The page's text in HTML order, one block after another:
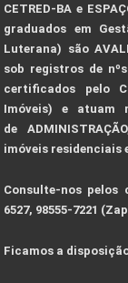
CETRED-BA e
graduados em
Luterana) são
sob registros de nºs
certificados pelo
Imóveis) e atuam
de
imóveis residenciais
Consulte-nos pelos
6527, 98555-7221
Ficamos a